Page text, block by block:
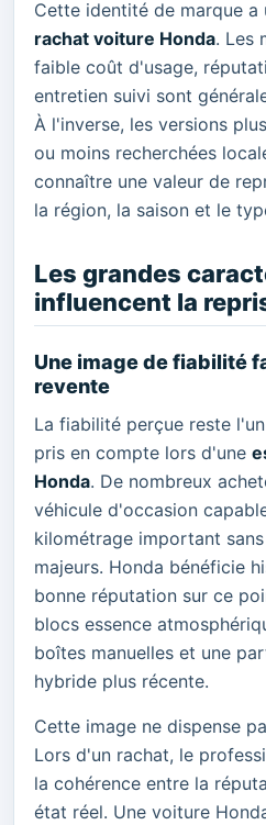
Cette identité de marque
rachat voiture Honda. Les
faible coût d'usage,
entretien suivi sont
À l'inverse, les versions
ou moins recherchées
connaître une valeur de
la région, la saison et le
Les grandes
influencent la
Une image de fiabilité
revente
La fiabilité perçue reste
pris en compte lors d'une
Honda. De nombreux
véhicule d'occasion
kilométrage important
majeurs. Honda bénéficie
bonne réputation sur ce
blocs essence
boîtes manuelles et une
hybride plus récente.
Cette image ne dispense
Lors d'un rachat, le
la cohérence entre la
état réel. Une voiture